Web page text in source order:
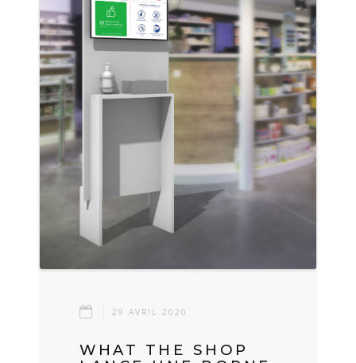
29 AVRIL 2020
WHAT THE SHOP